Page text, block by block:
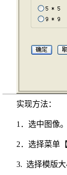
实现方法：
1．选中图像。
2．选择菜单
3. 选择模版大